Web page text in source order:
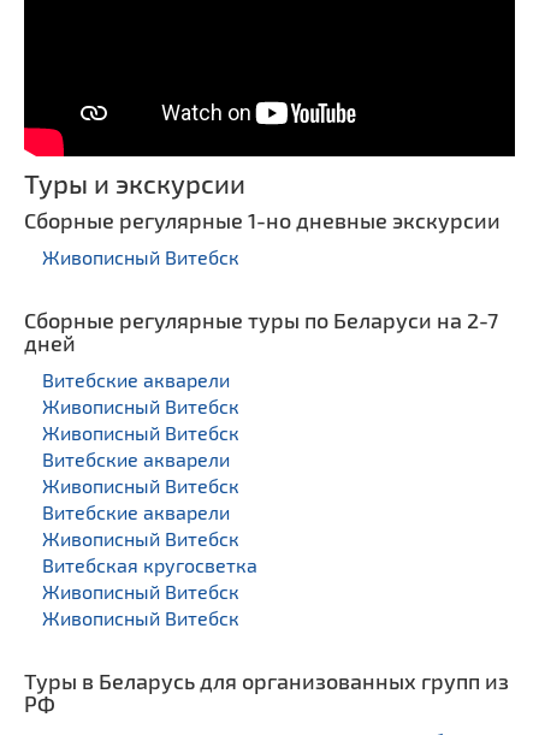
Туры и экскурсии
Сборные регулярные 1-но дневные экскурсии
Живописный Витебск
Сборные регулярные туры по Беларуси на 2-7
дней
Витебские акварели
Живописный Витебск
Живописный Витебск
Витебские акварели
Живописный Витебск
Витебские акварели
Живописный Витебск
Витебская кругосветка
Живописный Витебск
Живописный Витебск
Туры в Беларусь для организованных групп из
РФ